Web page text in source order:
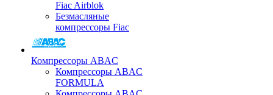
Fiac Airblok
Безмасляные
компрессоры Fiac
Компрессоры ABAC
Компрессоры ABAC
FORMULA